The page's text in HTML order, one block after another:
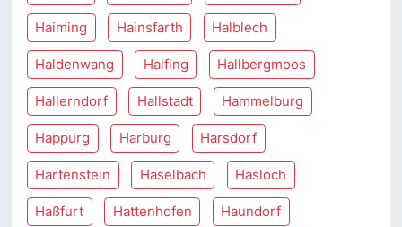
Haiming Hainsfarth Halblech
Haldenwang Halfing Hallbergmoos
Hallerndorf Hallstadt Hammelburg
Happurg Harburg Harsdorf
Hartenstein Haselbach Hasloch
Haßfurt Hattenhofen Haundorf